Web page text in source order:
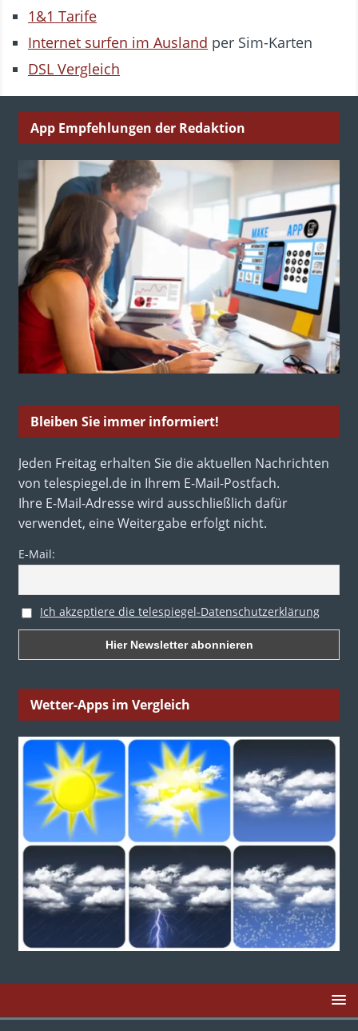
1&1 Tarife
Internet surfen im Ausland per Sim-Karten
DSL Vergleich
App Empfehlungen der Redaktion
Bleiben Sie immer informiert!
Jeden Freitag erhalten Sie die aktuellen Nachrichten
von telespiegel.de in Ihrem E-Mail-Postfach.
Ihre E-Mail-Adresse wird ausschließlich dafür
verwendet, eine Weitergabe erfolgt nicht.
E-Mail:
Ich akzeptiere die telespiegel-Datenschutzerklärung
Wetter-Apps im Vergleich